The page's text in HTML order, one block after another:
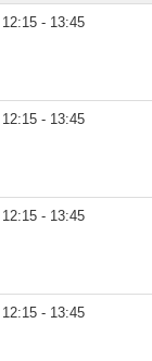
12:15 - 13:45
12:15 - 13:45
12:15 - 13:45
12:15 - 13:45